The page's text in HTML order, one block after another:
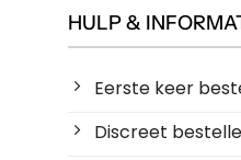
HULP &
Eerste keer
Discreet